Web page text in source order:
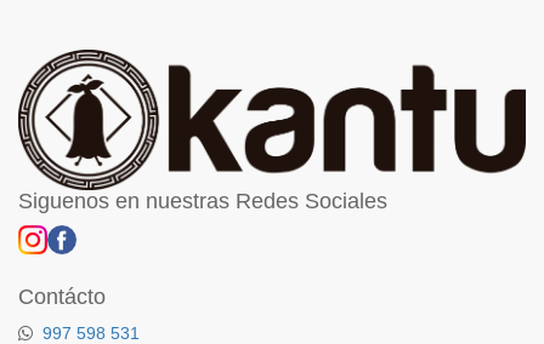
Siguenos en nuestras Redes Sociales
Contácto
997 598 531